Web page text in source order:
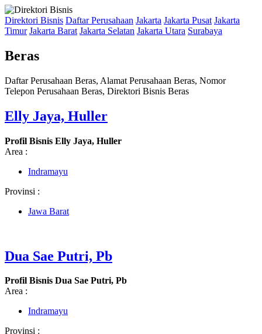
Direktori Bisnis Daftar Perusahaan Jakarta Jakarta Pusat Jakarta
Timur Jakarta Barat Jakarta Selatan Jakarta Utara Surabaya
Beras
Daftar Perusahaan Beras, Alamat Perusahaan Beras, Nomor
Telepon Perusahaan Beras, Direktori Bisnis Beras
Elly Jaya, Huller
Profil Bisnis Elly Jaya, Huller
Area :
Indramayu
Provinsi :
Jawa Barat
Dua Sae Putri, Pb
Profil Bisnis Dua Sae Putri, Pb
Area :
Indramayu
Provinsi :